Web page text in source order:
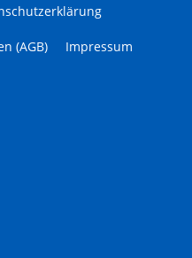
(AGB) Impressum